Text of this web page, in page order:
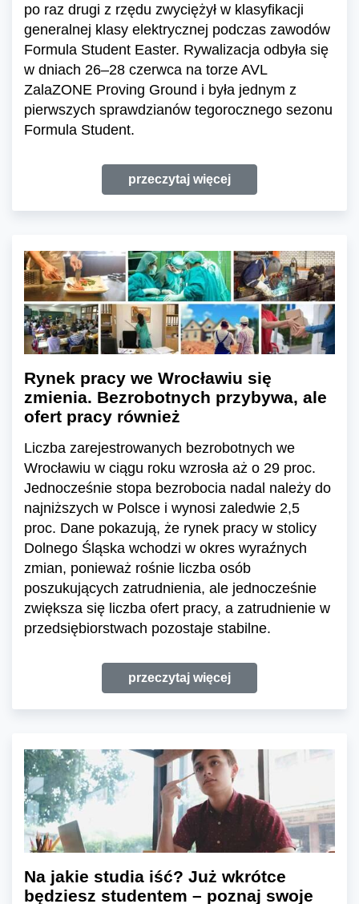
po raz drugi z rzędu zwyciężył w klasyfikacji
generalnej klasy elektrycznej podczas zawodów
Formula Student Easter. Rywalizacja odbyła się
w dniach 26–28 czerwca na torze AVL
ZalaZONE Proving Ground i była jednym z
pierwszych sprawdzianów tegorocznego sezonu
Formula Student.
przeczytaj więcej
Rynek pracy we Wrocławiu się
zmienia. Bezrobotnych przybywa, ale
ofert pracy również
Liczba zarejestrowanych bezrobotnych we
Wrocławiu w ciągu roku wzrosła aż o 29 proc.
Jednocześnie stopa bezrobocia nadal należy do
najniższych w Polsce i wynosi zaledwie 2,5
proc. Dane pokazują, że rynek pracy w stolicy
Dolnego Śląska wchodzi w okres wyraźnych
zmian, ponieważ rośnie liczba osób
poszukujących zatrudnienia, ale jednocześnie
zwiększa się liczba ofert pracy, a zatrudnienie w
przedsiębiorstwach pozostaje stabilne.
przeczytaj więcej
Na jakie studia iść? Już wkrótce
będziesz studentem – poznaj swoje